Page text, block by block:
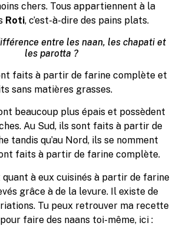
chers. Tous appartiennent à la
Roti, c’est-à-dire des pains plats.
entre les naan, les chapati et
les parotta ?
faits à partir de farine complète et
sans matières grasses.
beaucoup plus épais et possèdent
Au Sud, ils sont faits à partir de
tandis qu’au Nord, ils se nomment
faits à partir de farine complète.
quant à eux cuisinés à partir de farine
grâce à de la levure. Il existe de
Tu peux retrouver ma recette
faire des naans toi-même, ici :